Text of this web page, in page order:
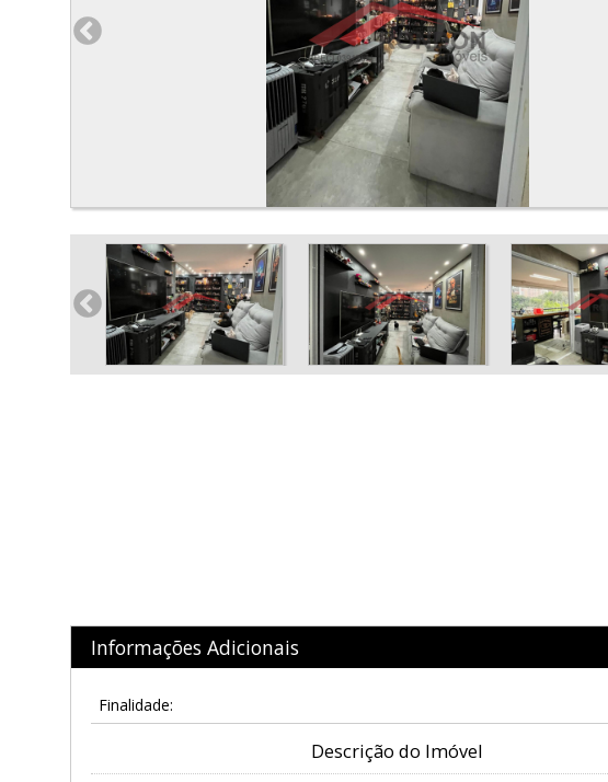
Informações Adicionais
Finalidade:
Descrição do Imóvel